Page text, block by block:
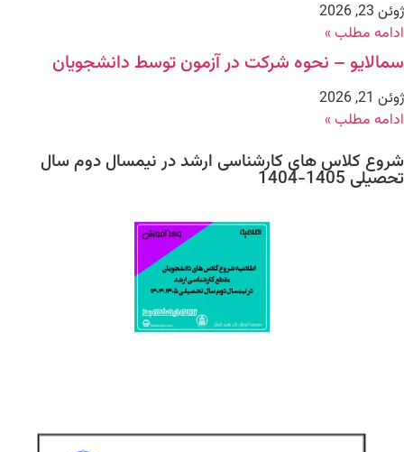
ژوئن 23, 2026
ادامه مطلب »
سمالایو – نحوه شرکت در آزمون توسط دانشجویان
ژوئن 21, 2026
ادامه مطلب »
شروع کلاس های کارشناسی ارشد در نیمسال دوم سال
تحصیلی 1405-1404